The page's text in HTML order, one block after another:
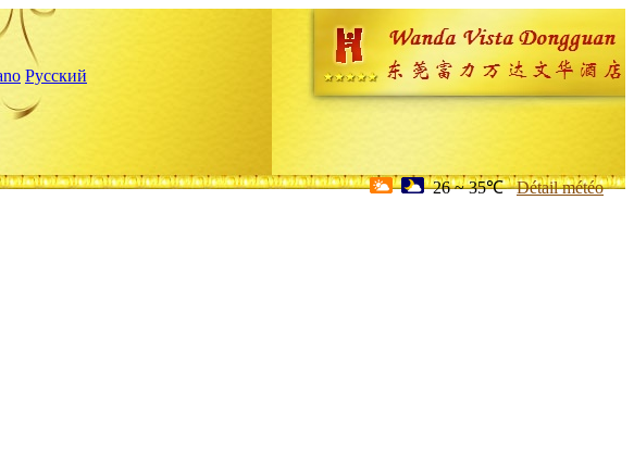
Русский
26 ~ 35℃ Détail météo